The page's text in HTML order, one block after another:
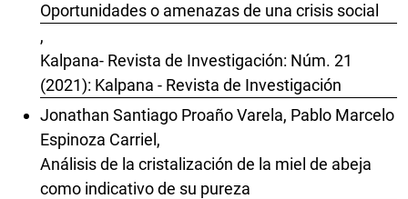
Oportunidades o amenazas de una crisis social
,
Kalpana- Revista de Investigación: Núm. 21
(2021): Kalpana - Revista de Investigación
Jonathan Santiago Proaño Varela, Pablo Marcelo
Espinoza Carriel,
Análisis de la cristalización de la miel de abeja
como indicativo de su pureza